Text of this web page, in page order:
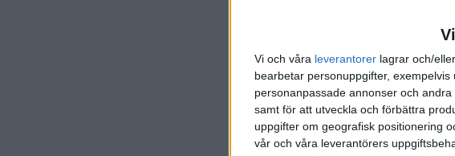
Vi och våra leverantorer lagrar och/
bearbetar personuppgifter,
personanpassade annonser och
samt för att utveckla och förbättra
uppgifter om geografisk positionering
vår och våra leverantörers
73 min
78 min
G. Frabotta
80 min
G. Frabotta